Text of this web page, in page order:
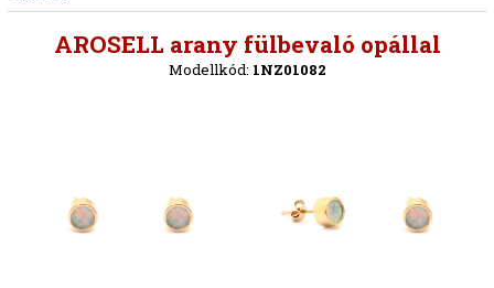
AROSELL arany fülbevaló opállal
Modellkód: 1NZ01082
Vissza